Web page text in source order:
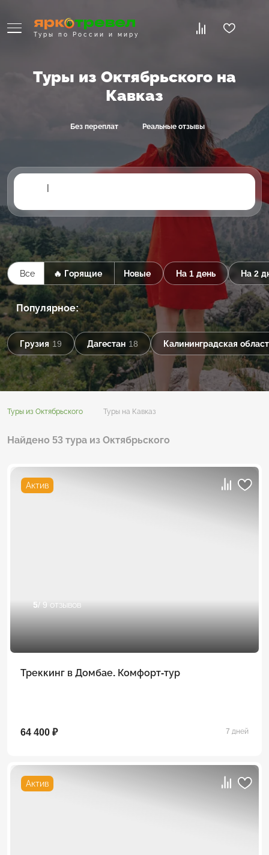
Туры по России и миру
Туры из Октябрьского на
Кавказ
Без переплат Реальные отзывы
|
Все 🔥 Горящие Новые На 1 день На 2
Популярное:
Грузия 19 Дагестан 18 Калининградская
Туры из Октябрьского Туры на Кавказ
Найдено 53 тура из Октябрьского
Актив
5/ 9 отзывов
Треккинг в Домбае. Комфорт-тур
64 400 ₽ 7 дней
Актив